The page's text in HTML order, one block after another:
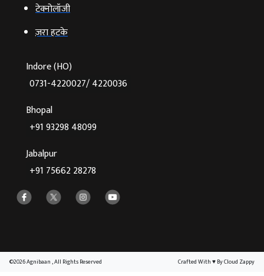
टेक्‍नोलॉजी
ज़रा हटके
Indore (HO)
0731-4220027/ 4220036
Bhopal
+91 93298 48099
Jabalpur
+91 75662 28278
©2026 Agnibaan , All Rights Reserved Crafted With♥By Cloud Zappy